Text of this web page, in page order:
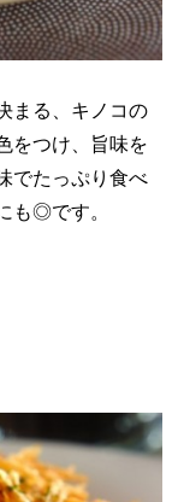
まる、キノコの
をつけ、旨味を
でたっぷり食べ
も◎です。